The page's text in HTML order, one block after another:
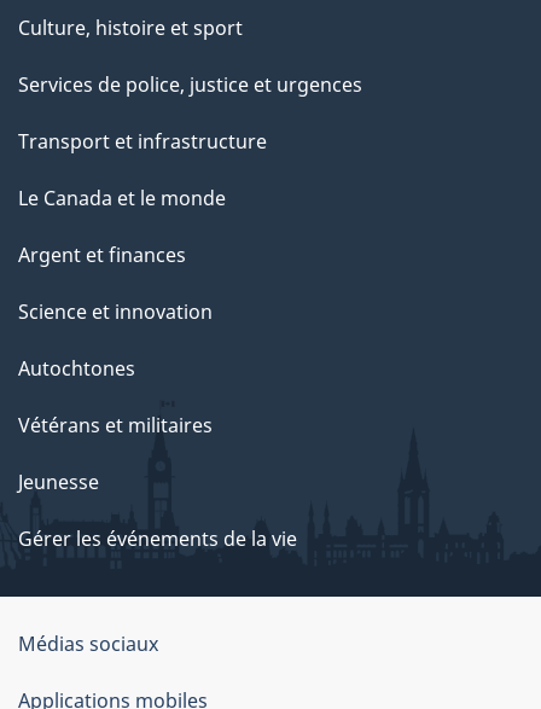
Culture, histoire et sport
Services de police, justice et urgences
Transport et infrastructure
Le Canada et le monde
Argent et finances
Science et innovation
Autochtones
Vétérans et militaires
Jeunesse
Gérer les événements de la vie
Organisation
du
Médias sociaux
Applications mobiles